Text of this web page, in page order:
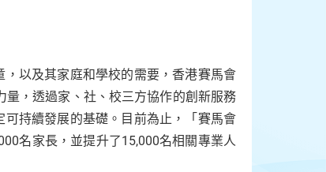
以及其家庭和學校的需要，香港賽馬會
，透過家、社、校三方協作的創新服務
持續發展的基礎。目前為止，「賽馬會
名家長，並提升了15,000名相關專業人